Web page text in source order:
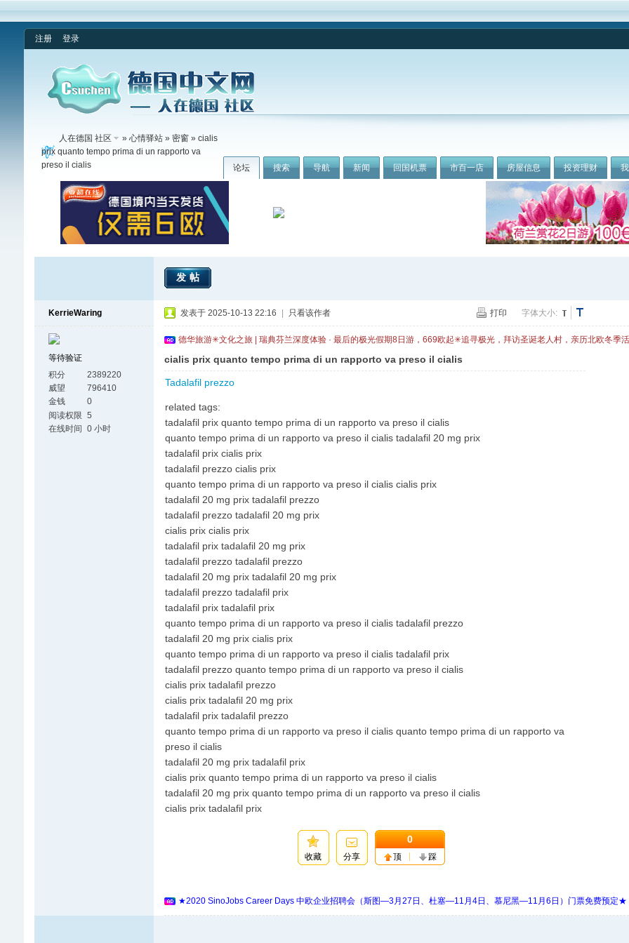
注册 登录
论坛 搜索 导航 新闻 回国机票 市百一店 房屋信息 投资理财
人在德国 社区 » 心情驿站» 密窗» cialis
prix quanto tempo prima di un rapporto va
preso il cialis
发帖
KerrieWaring
等待验证
积分
2389220
威望
796410
金钱
0
阅读权限 5
在线时间 0 小时
打印 字体大小:
发表于 2025-10-13 22:16 只看该作者
德华旅游✳文化之旅 | 瑞典芬兰深度体验 · 最后的极光假期8日游，669欧起✳追寻极光，拜访圣诞老人村，亲历北欧冬季
cialis prix quanto tempo prima di un rapporto va preso il cialis
Tadalafil prezzo
related tags:
tadalafil prix quanto tempo prima di un rapporto va preso il cialis
quanto tempo prima di un rapporto va preso il cialis tadalafil 20 mg prix
tadalafil prix cialis prix
tadalafil prezzo cialis prix
quanto tempo prima di un rapporto va preso il cialis cialis prix
tadalafil 20 mg prix tadalafil prezzo
tadalafil prezzo tadalafil 20 mg prix
cialis prix cialis prix
tadalafil prix tadalafil 20 mg prix
tadalafil prezzo tadalafil prezzo
tadalafil 20 mg prix tadalafil 20 mg prix
tadalafil prezzo tadalafil prix
tadalafil prix tadalafil prix
quanto tempo prima di un rapporto va preso il cialis tadalafil prezzo
tadalafil 20 mg prix cialis prix
quanto tempo prima di un rapporto va preso il cialis tadalafil prix
tadalafil prezzo quanto tempo prima di un rapporto va preso il cialis
cialis prix tadalafil prezzo
cialis prix tadalafil 20 mg prix
tadalafil prix tadalafil prezzo
quanto tempo prima di un rapporto va preso il cialis quanto tempo prima di un rapporto va
preso il cialis
tadalafil 20 mg prix tadalafil prix
cialis prix quanto tempo prima di un rapporto va preso il cialis
tadalafil 20 mg prix quanto tempo prima di un rapporto va preso il cialis
cialis prix tadalafil prix
收藏 分享
0
顶 踩
★2020 SinoJobs Career Days 中欧企业招聘会（斯图—3月27日、杜塞—11月4日、慕尼黑—11月6日）门票免费预定★